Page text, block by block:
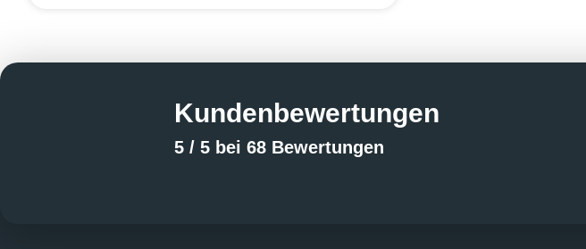
Kundenbewertungen
5 / 5 bei 68 Bewertungen